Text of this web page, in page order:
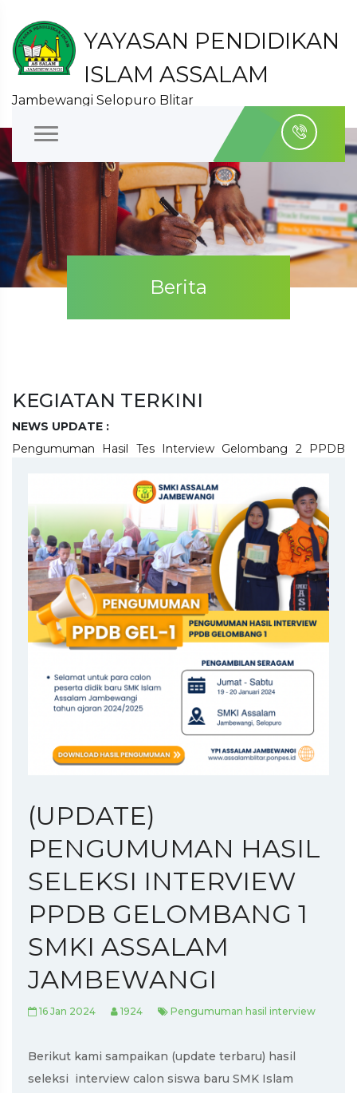
YAYASAN PENDIDIKAN
ISLAM ASSALAM
Jambewangi Selopuro Blitar
Berita
KEGIATAN TERKINI
NEWS UPDATE :
Pengumuman Hasil Tes Interview Gelombang 2 PPDB
PENGUMUMAN HASIL TES INTERVIEW GELOMBANG 1
SMKI ASSALAM JAMB...
PPDB tahun ajaran 2025/2026 telah dibuka....
PENGUMUMAN HASIL INTERVIEW TES PPDB
GELOMBANG 3 SMK ISLAM AS...
PENGUMUMAN HASIL INTERVIEW TES PPDB
GELOMBANG 2 SMK ISLAM AS...
ASSALAM BERSHOLAWAT bersama Habib JA'FAR BIN
UTSMAN AL-JUFRI...
(UPDATE) PENGUMUMAN HASIL SELEKSI INTERVIEW
PPDB GELOMBANG 1...
PENGUMUMAN HASIL SELEKSI PENERIMAAN CALON
SISWA BARU GELOMB...
SMKI ASSALA...
Pengumuman Hasil Tes Interview Gelombang 3 dan 4
PPDB SMKI ...
(UPDATE)
PENGUMUMAN HASIL
SELEKSI INTERVIEW
PPDB GELOMBANG 1
SMKI ASSALAM
JAMBEWANGI
16 Jan 2024 1924 Pengumuman hasil interview
Berikut kami sampaikan (update terbaru) hasil
seleksi interview calon siswa baru SMK Islam